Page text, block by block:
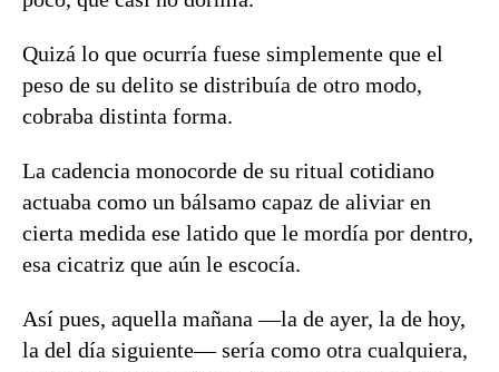
Quizá lo que ocurría fuese simplemente que el
peso de su delito se distribuía de otro modo,
cobraba distinta forma.
La cadencia monocorde de su ritual cotidiano
actuaba como un bálsamo capaz de aliviar en
cierta medida ese latido que le mordía por dentro,
esa cicatriz que aún le escocía.
Así pues, aquella mañana —la de ayer, la de hoy,
la del día siguiente— sería como otra cualquiera,